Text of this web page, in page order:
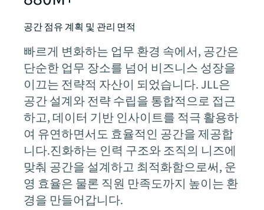
공간 점유 계획 및 관리 면적
빠르게 변화하는 업무 환경 속에서, 공간은
단순한 업무 장소를 넘어 비즈니스 성장을
이끄는 전략적 자산이 되었습니다. JLL은
공간 설계와 전략 수립을 통합적으로 접근
하고, 데이터 기반 인사이트를 적극 활용하
여 유연하면서도 효율적인 공간을 제공합
니다.진화하는 인력 구조와 조직의 니즈에
맞춰 공간을 설계하고 최적화함으로써, 운
영 효율은 물론 직원 만족도까지 높이는 환
경을 만들어갑니다.